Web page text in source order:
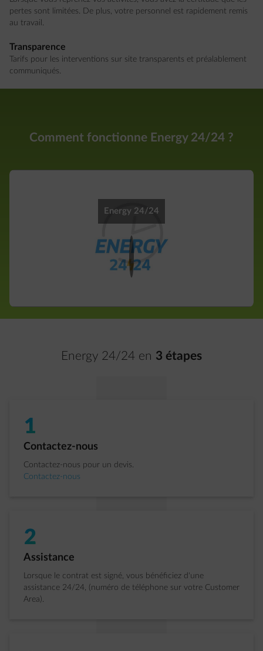
pertes sont limitées. De plus, votre personnel est rapidement remis
au travail.
Transparence
Tarifs pour les interventions sur site transparents et préalablement
communiqués.
Comment fonctionne Energy 24/24 ?
Energy 24/24
Energy 24/24 en 3 étapes
1
�tape 1 sur 3:
Contactez-nous
Contactez-nous pour un devis.
Contactez-nous
2
�tape 2 sur 3:
Assistance
Lorsque le contrat est signé, vous bénéficiez d'une
assistance 24/24, (numéro de téléphone sur votre Customer
Area).